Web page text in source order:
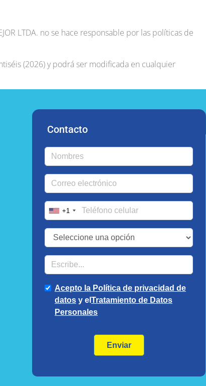
LTDA. no se hace responsable por las políticas de
(2026) y podrá ser modificada en cualquier
Contacto